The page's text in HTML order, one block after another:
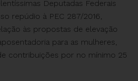
Deputadas Federais
repúdio à PEC 287/2016,
às propostas de elevação
para as mulheres,
contribuições por no mínimo 25